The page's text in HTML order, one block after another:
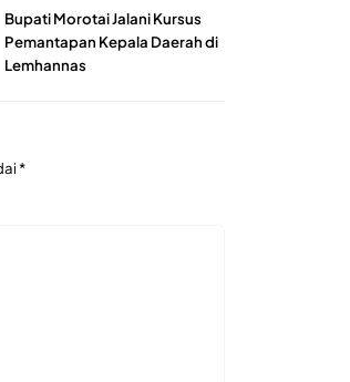
Bupati Morotai Jalani Kursus
Pemantapan Kepala Daerah di
Lemhannas
*